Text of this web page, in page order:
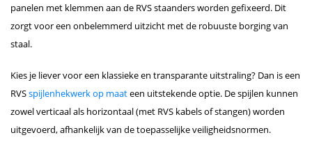
panelen met klemmen aan de RVS staanders worden gefixeerd. Dit
zorgt voor een onbelemmerd uitzicht met de robuuste borging van
staal.
Kies je liever voor een klassieke en transparante uitstraling? Dan is een
RVSspijlenhekwerk op maateen uitstekende optie. De spijlen kunnen
zowel verticaal als horizontaal (met RVS kabels of stangen) worden
uitgevoerd, afhankelijk van de toepasselijke veiligheidsnormen.